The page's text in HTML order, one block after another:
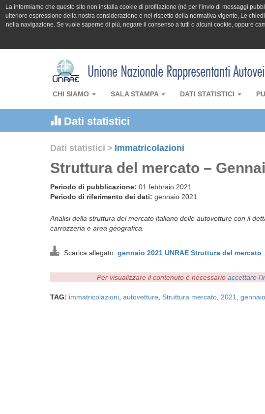
La informiamo che questo sito non installa cookie di profilazione (né per l’invio di messaggi
ulteriore espressione della nostra considerazione e nel rispetto della normativa vigente, Le
nella navigazione. Se vuole saperne di più, negare il consenso a tutti o alcuni cookie, oppure
CHI SIAMO SALA STAMPA DATI STATISTICI
Dati statistici
Dati statistici > Immatricolazioni
Struttura del mercato –
Periodo di pubblicazione: 01 febbraio 2021
Periodo di riferimento dei dati: gennaio 2021
Analisi della struttura del mercato italiano delle autovetture con il
carrozzeria e area geografica.
Scarica allegato: gennaio 2021 UNRAE Struttura del
Per visualizzare il contenuto è necessario accettare
TAG: immatricolazioni autovetture Struttura mercato 2021 gennaio